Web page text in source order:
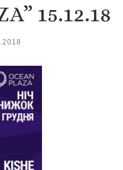
15.12.18